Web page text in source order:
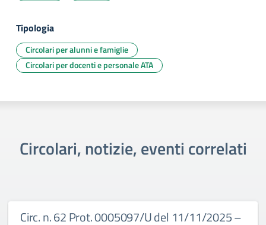
Tipologia
Circolari per alunni e famiglie
Circolari per docenti e personale ATA
Circolari, notizie, eventi correlati
Circ. n. 62 Prot. 0005097/U del 11/11/2025 –